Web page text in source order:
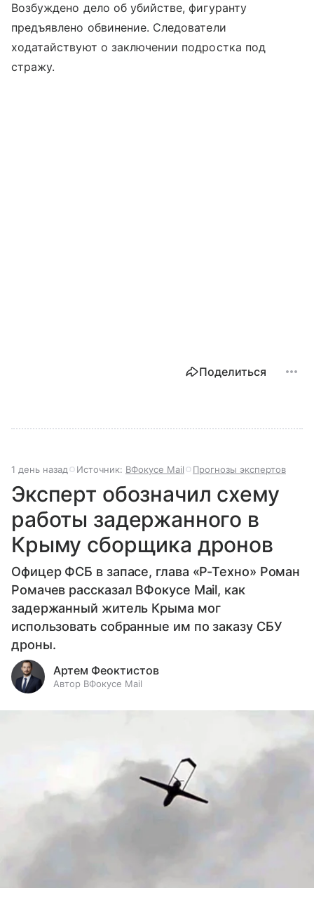
Возбуждено дело об убийстве, фигуранту
предъявлено обвинение. Следователи
ходатайствуют о заключении подростка под
стражу.
Поделиться
1 день назад Источник: ВФокусе Mail Прогнозы экспертов
Эксперт обозначил схему
работы задержанного в
Крыму сборщика дронов
Офицер ФСБ в запасе, глава «Р-Техно» Роман
Ромачев рассказал ВФокусе Mail, как
задержанный житель Крыма мог
использовать собранные им по заказу СБУ
дроны.
Артем Феоктистов
Автор ВФокусе Mail